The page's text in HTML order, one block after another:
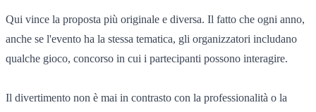
Qui vince la proposta più originale e diversa. Il fatto che ogni anno,
anche se l'evento ha la stessa tematica, gli organizzatori includano
qualche gioco, concorso in cui i partecipanti possono interagire.
Il divertimento non è mai in contrasto con la professionalità o la